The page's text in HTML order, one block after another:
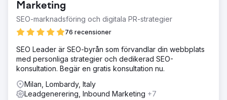
Marketing
SEO-marknadsföring och digitala PR-strategier
76 recensioner
SEO Leader är SEO-byrån som förvandlar din webbplats
med personliga strategier och dedikerad SEO-
konsultation. Begär en gratis konsultation nu.
Milan, Lombardy, Italy
Leadgenerering, Inbound Marketing +7